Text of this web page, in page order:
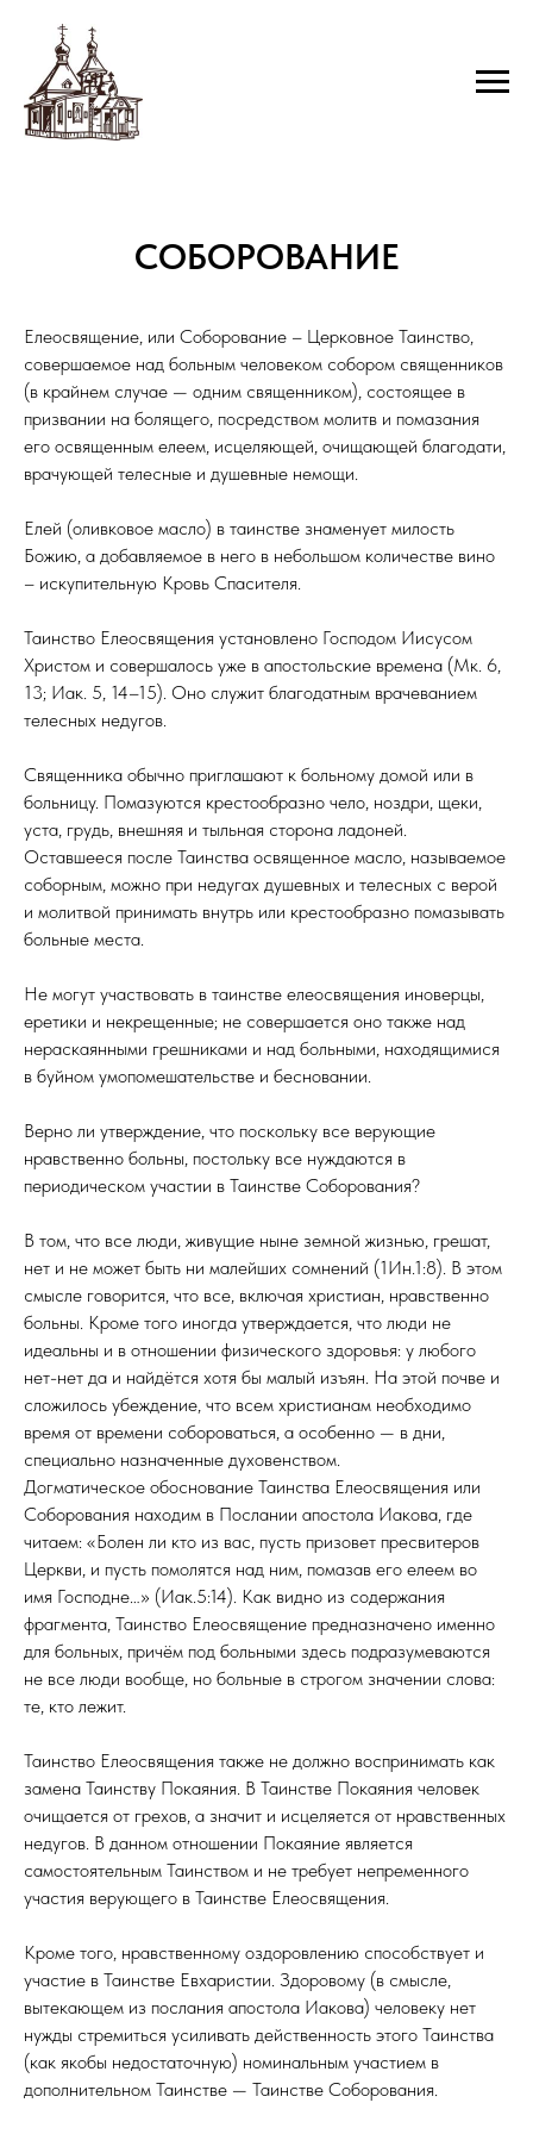
СОБОРОВАНИЕ
Елеосвящение, или Соборование – Церковное Таинство,
совершаемое над больным человеком собором священников
(в крайнем случае — одним священником), состоящее в
призвании на болящего, посредством молитв и помазания
его освященным елеем, исцеляющей, очищающей благодати,
врачующей телесные и душевные немощи.
Елей (оливковое масло) в таинстве знаменует милость
Божию, а добавляемое в него в небольшом количестве вино
– искупительную Кровь Спасителя.
Таинство Елеосвящения установлено Господом Иисусом
Христом и совершалось уже в апостольские времена (Мк. 6,
13; Иак. 5, 14–15). Оно служит благодатным врачеванием
телесных недугов.
Священника обычно приглашают к больному домой или в
больницу. Помазуются крестообразно чело, ноздри, щеки,
уста, грудь, внешняя и тыльная сторона ладоней.
Оставшееся после Таинства освященное масло, называемое
соборным, можно при недугах душевных и телесных с верой
и молитвой принимать внутрь или крестообразно помазывать
больные места.
Не могут участвовать в таинстве елеосвящения иноверцы,
еретики и некрещенные; не совершается оно также над
нераскаянными грешниками и над больными, находящимися
в буйном умопомешательстве и бесновании.
Верно ли утверждение, что поскольку все верующие
нравственно больны, постольку все нуждаются в
периодическом участии в Таинстве Соборования?
В том, что все люди, живущие ныне земной жизнью, грешат,
нет и не может быть ни малейших сомнений (1Ин.1:8). В этом
смысле говорится, что все, включая христиан, нравственно
больны. Кроме того иногда утверждается, что люди не
идеальны и в отношении физического здоровья: у любого
нет-нет да и найдётся хотя бы малый изъян. На этой почве и
сложилось убеждение, что всем христианам необходимо
время от времени собороваться, а особенно — в дни,
специально назначенные духовенством.
Догматическое обоснование Таинства Елеосвящения или
Соборования находим в Послании апостола Иакова, где
читаем: «Болен ли кто из вас, пусть призовет пресвитеров
Церкви, и пусть помолятся над ним, помазав его елеем во
имя Господне…» (Иак.5:14). Как видно из содержания
фрагмента, Таинство Елеосвящение предназначено именно
для больных, причём под больными здесь подразумеваются
не все люди вообще, но больные в строгом значении слова:
те, кто лежит.
Таинство Елеосвящения также не должно воспринимать как
замена Таинству Покаяния. В Таинстве Покаяния человек
очищается от грехов, а значит и исцеляется от нравственных
недугов. В данном отношении Покаяние является
самостоятельным Таинством и не требует непременного
участия верующего в Таинстве Елеосвящения.
Кроме того, нравственному оздоровлению способствует и
участие в Таинстве Евхаристии. Здоровому (в смысле,
вытекающем из послания апостола Иакова) человеку нет
нужды стремиться усиливать действенность этого Таинства
(как якобы недостаточную) номинальным участием в
дополнительном Таинстве — Таинстве Соборования.